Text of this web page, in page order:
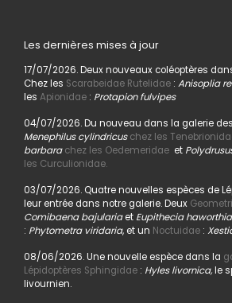
Les dernières mises à jour
17/07/2026. Deux nouveaux coléoptères
Chez les Scarabeidae Rutelidae: Anisoplia
les Apionidae: Protapion fulvipes
04/07/2026. Du nouveau dans la galerie
Menephilus cylindricus chez les
barbara chez les Oedemeridaeet
les Curculionidae.
03/07/2026. Quatre nouvelles espèces de
leur entrée dans notre galerie. Deux
Comibaena bajulariaet Eupithecia
: Phytometra viridaria, et un Noctuidae:
08/06/2026. Une nouvelle espèce dans la
Lépidoptères Sphingidae: Hyles livornica,le
livournien.